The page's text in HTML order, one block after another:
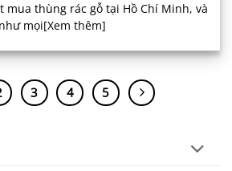
mua thùng rác gỗ tại Hồ Chí Minh, và
như mọi[Xem thêm]
3 4 5